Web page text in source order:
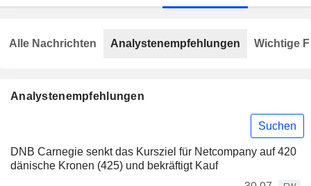
Analystenempfehlungen
Suchen
DNB Carnegie senkt das Kursziel für Netcompany auf 420
dänische Kronen (425) und bekräftigt Kauf
Alle Nachrichten Analystenempfehlungen Wichtige